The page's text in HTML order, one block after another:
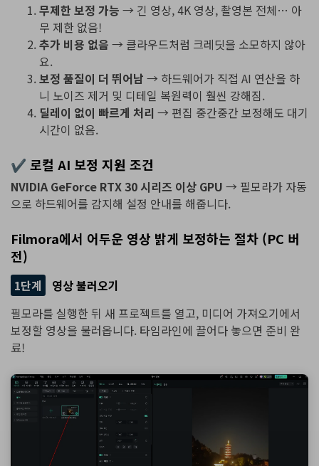
무제한 보정 가능 → 긴 영상, 4K 영상, 촬영본 전체… 아
무 제한 없음!
추가 비용 없음 → 클라우드처럼 크레딧을 소모하지 않아
요.
보정 품질이 더 뛰어남 → 하드웨어가 직접 AI 연산을 하
니 노이즈 제거 및 디테일 복원력이 훨씬 강해짐.
딜레이 없이 빠르게 처리 → 편집 중간중간 보정해도 대기
시간이 없음.
✔ 로컬 AI 보정 지원 조건
NVIDIA GeForce RTX 30 시리즈 이상 GPU → 필모라가 자동
으로 하드웨어를 감지해 설정 안내를 해줍니다.
Filmora에서 어두운 영상 밝게 보정하는 절차 (PC 버
전)
1단계
영상 불러오기
필모라를 실행한 뒤 새 프로젝트를 열고, 미디어 가져오기에서
보정할 영상을 불러옵니다. 타임라인에 끌어다 놓으면 준비 완
료!